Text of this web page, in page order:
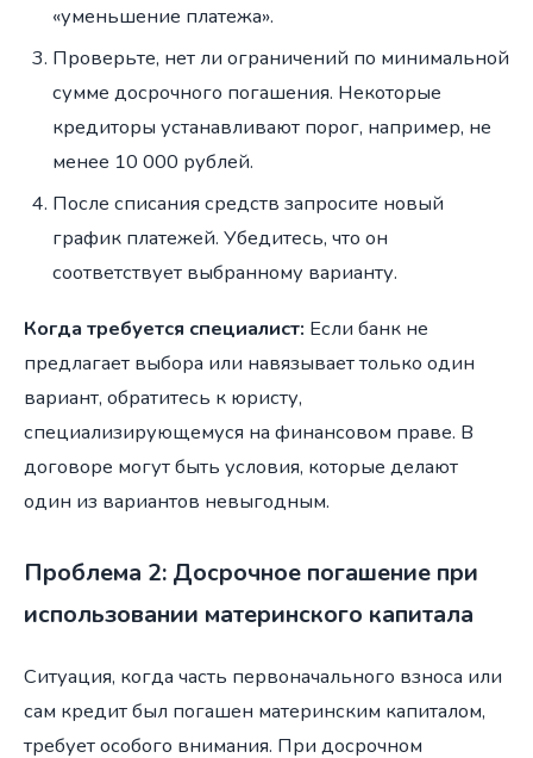
«уменьшение платежа».
Проверьте, нет ли ограничений по минимальной
сумме досрочного погашения. Некоторые
кредиторы устанавливают порог, например, не
менее 10 000 рублей.
После списания средств запросите новый
график платежей. Убедитесь, что он
соответствует выбранному варианту.
Когда требуется специалист: Если банк не
предлагает выбора или навязывает только один
вариант, обратитесь к юристу,
специализирующемуся на финансовом праве. В
договоре могут быть условия, которые делают
один из вариантов невыгодным.
Проблема 2: Досрочное погашение при
использовании материнского капитала
Ситуация, когда часть первоначального взноса или
сам кредит был погашен материнским капиталом,
требует особого внимания. При досрочном